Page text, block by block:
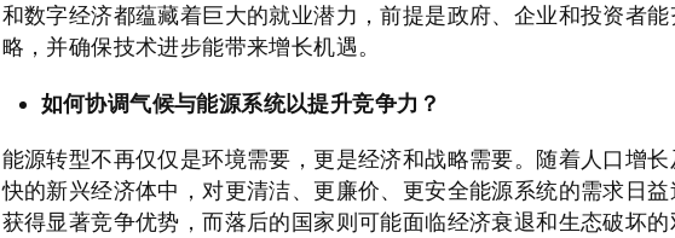
和数字经济都蕴藏着巨大的就业潜力，前提是政府、企业和投资者
略，并确保技术进步能带来增长机遇。
如何协调气候与能源系统以提升竞争力？
能源转型不再仅仅是环境需要，更是经济和战略需要。随着人口增
快的新兴经济体中，对更清洁、更廉价、更安全能源系统的需求日
获得显著竞争优势，而落后的国家则可能面临经济衰退和生态破坏